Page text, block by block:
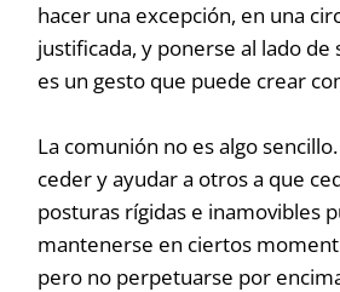
hacer una excepción, en una
justificada, y ponerse al lado de
es un gesto que puede crear
La comunión no es algo
ceder y ayudar a otros a que
posturas rígidas e inamovibles
mantenerse en ciertos
pero no perpetuarse por